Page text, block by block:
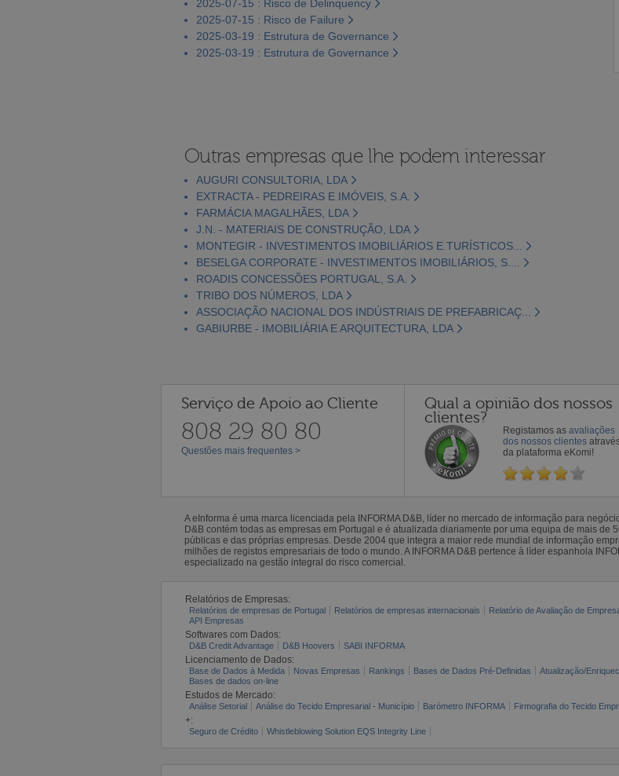
2025-07-15 : Risco de Delinquency
2025-07-15 : Risco de Failure
2025-03-19 : Estrutura de Governance
2025-03-19 : Estrutura de Governance
Outras empresas que lhe podem interessar
AUGURI CONSULTORIA, LDA
EXTRACTA - PEDREIRAS E IMÓVEIS, S.A.
FARMÁCIA MAGALHÃES, LDA
J.N. - MATERIAIS DE CONSTRUÇÃO, LDA
MONTEGIR - INVESTIMENTOS IMOBILIÁRIOS E TURÍSTICOS...
BESELGA CORPORATE - INVESTIMENTOS IMOBILIÁRIOS, S....
ROADIS CONCESSÕES PORTUGAL, S.A.
TRIBO DOS NÚMEROS, LDA
ASSOCIAÇÃO NACIONAL DOS INDÚSTRIAIS DE PREFABRICAÇ...
GABIURBE - IMOBILIÁRIA E ARQUITECTURA, LDA
Serviço de Apoio ao Cliente
808 29 80 80
Questões mais frequentes >
Qual a opinião dos nossos
clientes?
Registamos as avaliações
dos nossos clientes
da plataforma eKomi!
A eInforma é uma marca licenciada pela INFORMA D&B, líder no mercado de informação para
D&B contém todas as empresas em Portugal e é atualizada diariamente por uma equipa de mais de
públicas e das próprias empresas. Desde 2004 que integra a maior rede mundial de informação
milhões de registos empresariais de todo o mundo. A INFORMA D&B pertence à líder espanhola
especializado na gestão integral do risco comercial.
Relatórios de Empresas:
Relatórios de empresas de Portugal Relatórios de empresas internacionais Relatório de Avaliação de
API Empresas
Softwares com Dados:
D&B Credit Advantage D&B Hoovers SABI INFORMA
Licenciamento de Dados:
Base de Dados à Medida Novas Empresas Rankings Bases de Dados Pré-Definidas Atualização/
Bases de dados on-line
Estudos de Mercado:
Análise Setorial Análise do Tecido Empresarial - Município Barómetro INFORMA Firmografia do Tecido
+:
Seguro de Crédito Whistleblowing Solution EQS Integrity Line